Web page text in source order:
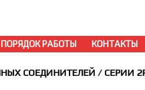
ПОРЯДОК РАБОТЫ КОНТАКТЫ
СОЕДИНИТЕЛЕЙ / СЕРИИ